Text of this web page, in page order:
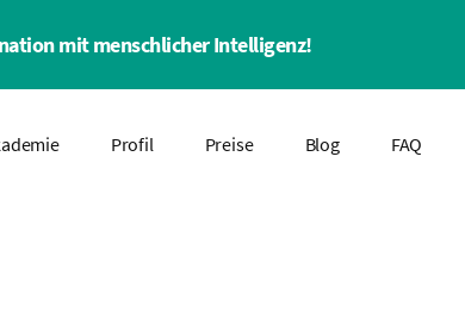
mit menschlicher Intelligenz!
Profil Preise Blog FAQ